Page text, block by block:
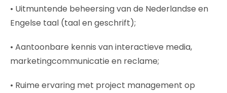
• Uitmuntende beheersing van de Nederlandse en
Engelse taal (taal en geschrift);
• Aantoonbare kennis van interactieve media,
marketingcommunicatie en reclame;
• Ruime ervaring met project management op